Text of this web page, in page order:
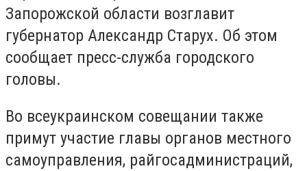
Запорожской области возглавит
губернатор Александр Старух. Об этом
сообщает пресс-служба городского
головы.
Во всеукраинском совещании также
примут участие главы органов местного
самоуправления, райгосадминистраций,